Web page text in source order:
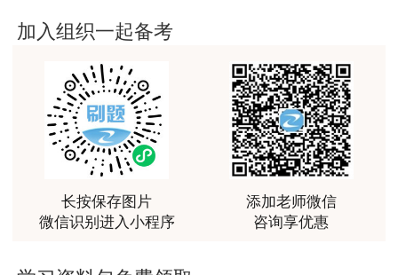
用户m0****88
最棒的预习课
用户m2****66
越听越觉得好
用户m2****66
越听越觉得好
非常非常非常非常棒！！!！
加入组织一起备考
长按保存图片
微信识别进入小程序
添加老师微信
咨询享优惠